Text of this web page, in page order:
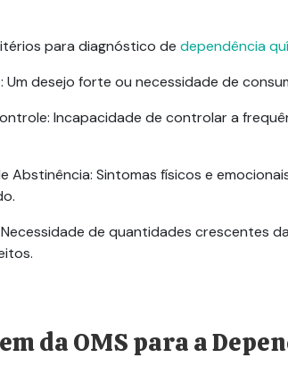
para diagnóstico de dependência
: Um desejo forte ou necessidade de
: Incapacidade de controlar a
Abstinência: Sintomas físicos e
de quantidades crescentes
da OMS para a